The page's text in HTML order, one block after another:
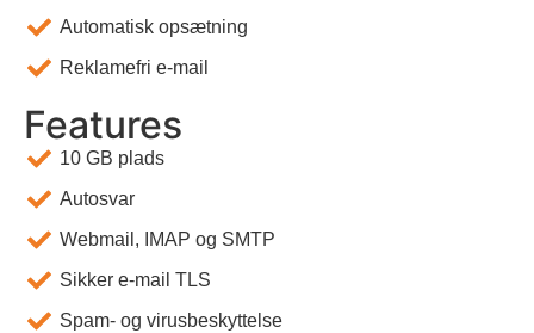
Automatisk opsætning
Reklamefri e-mail
Features
10 GB plads
Autosvar
Webmail, IMAP og SMTP
Sikker e-mail TLS
Spam- og virusbeskyttelse